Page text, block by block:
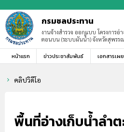
กรมชลประทาน
งานจ้างสำรวจ ออกแบบ โครงการอ่
ตอนบน (ระบบผันน้ำ) จังหวัดสุพรร
หน้าแรก ข่าวประชาสัมพันธ์ เอกสารเผ
chevron_right คลิปวิดีโอ
พื้นที่อ่างเก็บน้ำลำต